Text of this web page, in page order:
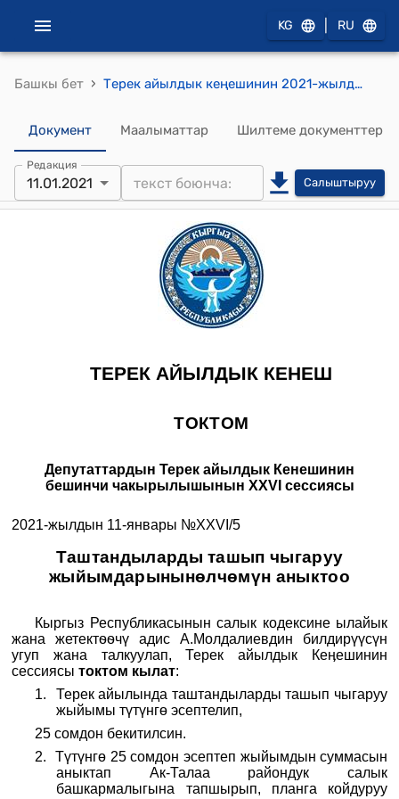
KG RU
Башкы бет › Терек айылдык кеңешинин 2021-жылдын 11-январындагы №XXVI/5 "Таштандыларды ташып чыгаруу жыйымдарынынөлчөмүн аныктоо" токтому
Документ Маалыматтар Шилтеме документтер
Редакция
11.01.2021 Салыштыруу